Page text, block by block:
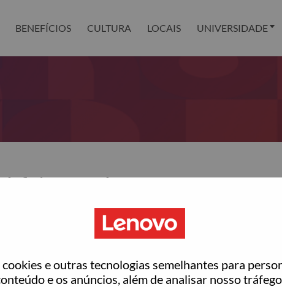
cookies e outras tecnologias semelhantes para
e os anúncios, além de analisar nosso tráfego.
BENEFÍCIOS CULTURA LOCAIS UNIVERSIDADE
sua senha?
with your account, then click "Continue".
você redefinir sua senha.